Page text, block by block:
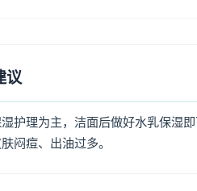
议
护理为主，洁面后做好水乳保湿
闷痘、出油过多。